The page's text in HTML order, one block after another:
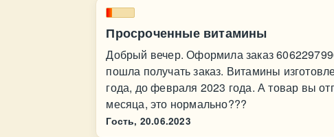
Просроченные витамины
Добрый вечер. Оформила заказ
пошла получать заказ. Витамины
года, до февраля 2023 года. А товар вы
месяца, это нормально???
Гость, 20.06.2023